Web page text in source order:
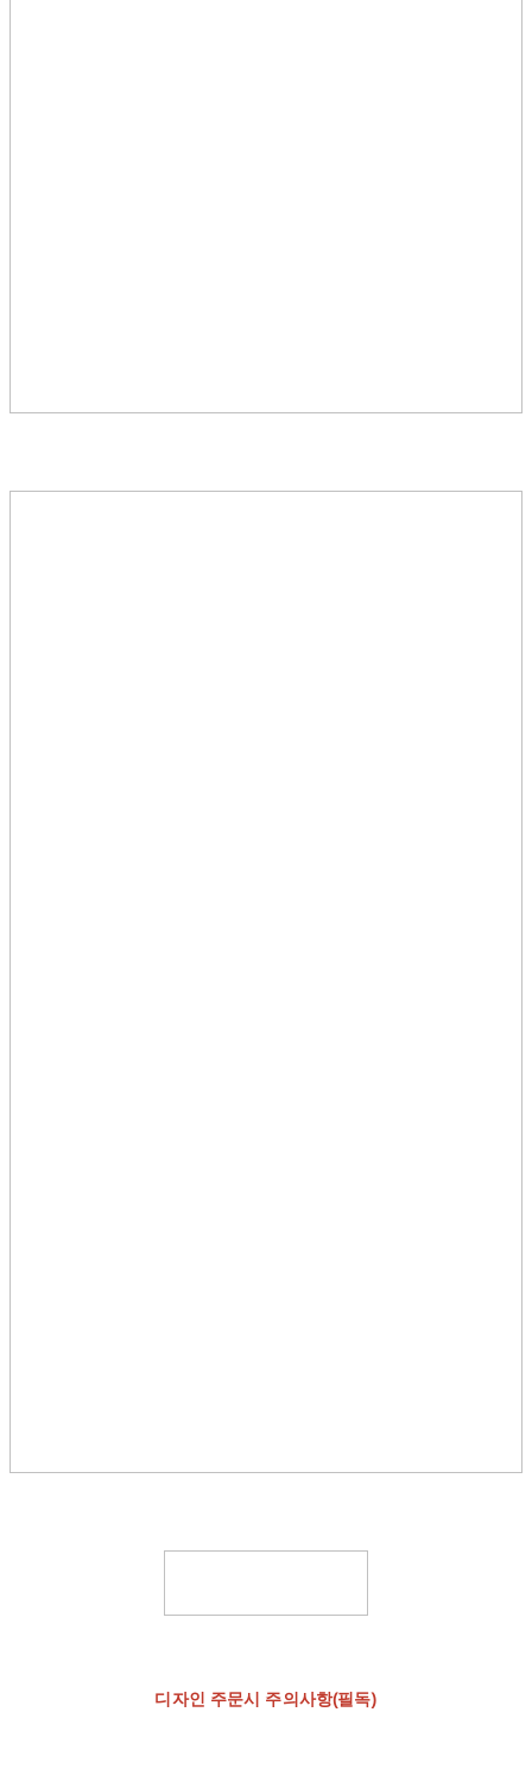
디자인 주문시 주의사항(필독)